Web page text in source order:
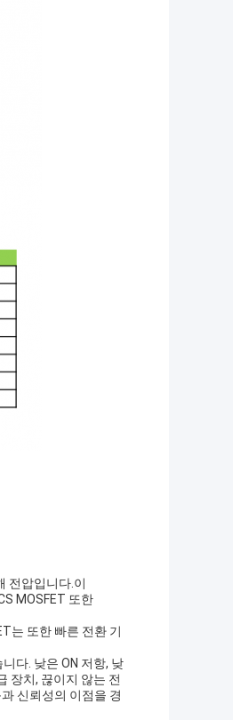
전압입니다.이
MOSFET 또한
는 또한 빠른 전환 기
다. 낮은 ON 저항, 낮
장치, 끊이지 않는 전
신뢰성의 이점을 경